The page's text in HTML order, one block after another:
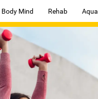
Body Mind Rehab Aqua